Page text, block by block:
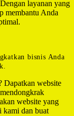
layanan yang
membantu Anda
bisnis Anda
Dapatkan website
website yang
kami dan buat